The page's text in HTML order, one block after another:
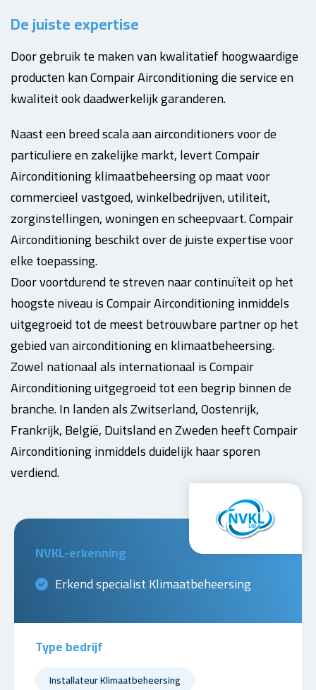
De juiste expertise
Door gebruik te maken van kwalitatief hoogwaardige
producten kan Compair Airconditioning die service en
kwaliteit ook daadwerkelijk garanderen.
Naast een breed scala aan airconditioners voor de
particuliere en zakelijke markt, levert Compair
Airconditioning klimaatbeheersing op maat voor
commercieel vastgoed, winkelbedrijven, utiliteit,
zorginstellingen, woningen en scheepvaart. Compair
Airconditioning beschikt over de juiste expertise voor
elke toepassing.
Door voortdurend te streven naar continuïteit op het
hoogste niveau is Compair Airconditioning inmiddels
uitgegroeid tot de meest betrouwbare partner op het
gebied van airconditioning en klimaatbeheersing.
Zowel nationaal als internationaal is Compair
Airconditioning uitgegroeid tot een begrip binnen de
branche. In landen als Zwitserland, Oostenrijk,
Frankrijk, België, Duitsland en Zweden heeft Compair
Airconditioning inmiddels duidelijk haar sporen
verdiend.
NVKL-erkenning
Erkend specialist Klimaatbeheersing
Type bedrijf
Installateur Klimaatbeheersing